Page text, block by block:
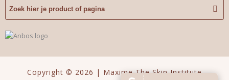
Copyright © 2026 | Maxime The Skin Institute